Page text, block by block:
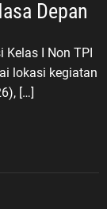
Kelas I Non TPI
lokasi kegiatan
[…]